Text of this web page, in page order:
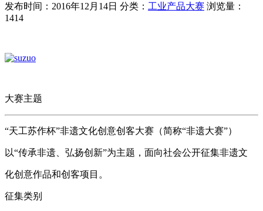
发布时间：2016年12月14日 分类： 工业产品大赛 浏览量：
1414
大赛主题
“天工苏作杯”非遗文化创意创客大赛（简称“非遗大赛”）
以“传承非遗、弘扬创新”为主题，面向社会公开征集非遗文
化创意作品和创客项目。
征集类别